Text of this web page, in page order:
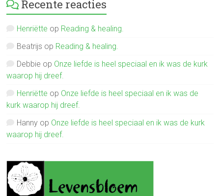
Recente reacties
Henriëtte op Reading & healing.
Beatrijs op Reading & healing.
Debbie op Onze liefde is heel speciaal en ik was de kurk
waarop hij dreef.
Henriëtte op Onze liefde is heel speciaal en ik was de
kurk waarop hij dreef.
Hanny op Onze liefde is heel speciaal en ik was de kurk
waarop hij dreef.